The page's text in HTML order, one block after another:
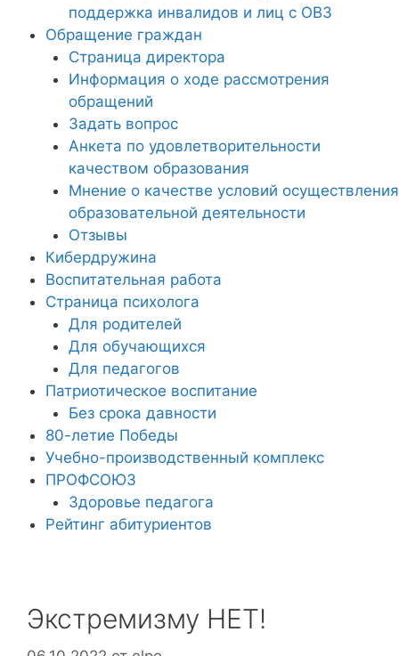
поддержка инвалидов и лиц с ОВЗ
Обращение граждан
Страница директора
Информация о ходе рассмотрения
обращений
Задать вопрос
Анкета по удовлетворительности
качеством образования
Мнение о качестве условий осуществления
образовательной деятельности
Отзывы
Кибердружина
Воспитательная работа
Страница психолога
Для родителей
Для обучающихся
Для педагогов
Патриотическое воспитание
Без срока давности
80-летие Победы
Учебно-производственный комплекс
ПРОФСОЮЗ
Здоровье педагога
Рейтинг абитуриентов
Экстремизму НЕТ!